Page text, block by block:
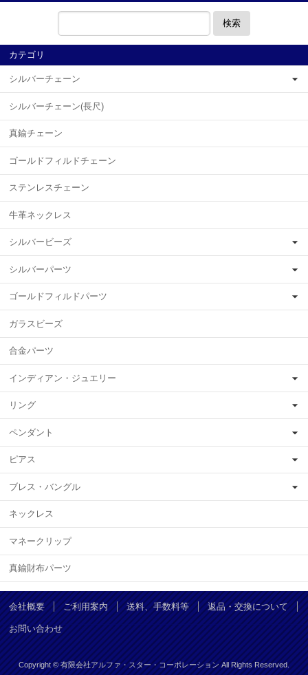
検索
カテゴリ
シルバーチェーン
シルバーチェーン(長尺)
真鍮チェーン
ゴールドフィルドチェーン
ステンレスチェーン
牛革ネックレス
シルバービーズ
シルバーパーツ
ゴールドフィルドパーツ
ガラスビーズ
合金パーツ
インディアン・ジュエリー
リング
ペンダント
ピアス
ブレス・バングル
ネックレス
マネークリップ
真鍮財布パーツ
会社概要 ご利用案内 送料、手数料等 返品・交換について
お問い合わせ
Copyright © 有限会社アルファ・スター・コーポレーション All Rights Reserved.